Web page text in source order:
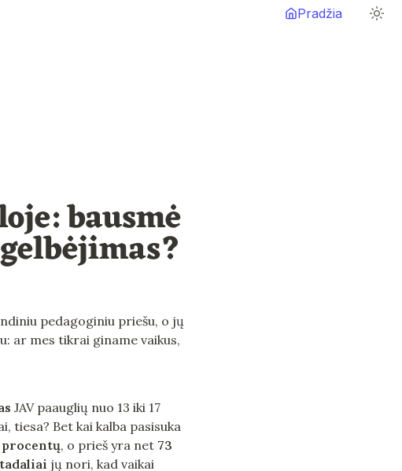
Pradžia
bausmė
pedagoginiu priešu, o jų
ar mes tikrai giname vaikus,
JAV paauglių nuo 13 iki 17
tiesa? Bet kai kalba pasisuka
procentų, o prieš yra net 73
jų nori, kad vaikai